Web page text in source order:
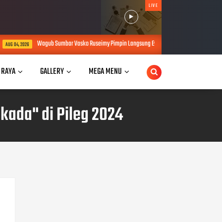
LIVE
Vasko Ruseimy Pimpin Langsung Evakuasi Warga Terjebak Banjir di Padang Tengah Malam
GALLERY MEGA MENU
di Pileg 2024